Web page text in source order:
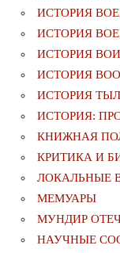
ИСТОРИЯ
ИСТОРИЯ
ИСТОРИЯ
ИСТОРИЯ
ИСТОРИЯ
ИСТОРИЯ:
КНИЖНАЯ
КРИТИКА И
ЛОКАЛЬНЫЕ
МЕМУАРЫ
МУНДИР
НАУЧНЫЕ